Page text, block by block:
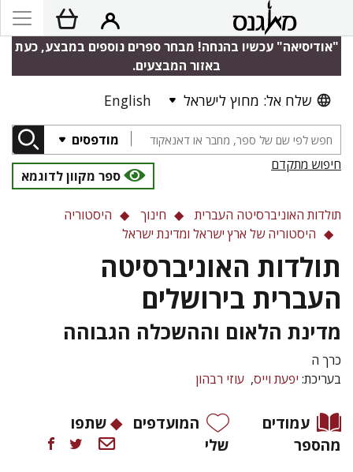
"אודיסיאה" עכשיו בהנחה! מבחר ספרים נוספים במבצע, כעת
באזור המבצעים.
שלח אל: מחוץ לישראל English
מודפסים
חיפוש מתקדם
ספר מקוון לדוגמא
תולדות האוניברסיטה העברית חינוך
היסטוריה
היסטוריה של ארץ ישראל ומדינת ישראל
תולדות האוניברסיטה
העברית בירושלים
מדינת הלאום וההשכלה הגבוהה
כרך ה
בעריכת: יפעת וייס עוזי רבהון
עמודים
מהספר
המועדפים
שלי
שתפו